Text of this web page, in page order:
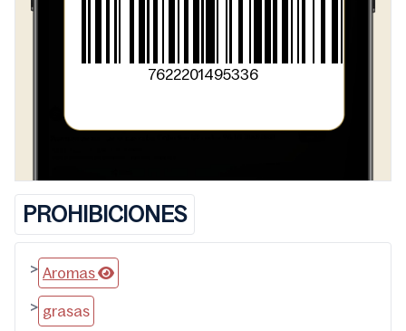
7622201495336
PROHIBICIONES
> Aromas
> grasas